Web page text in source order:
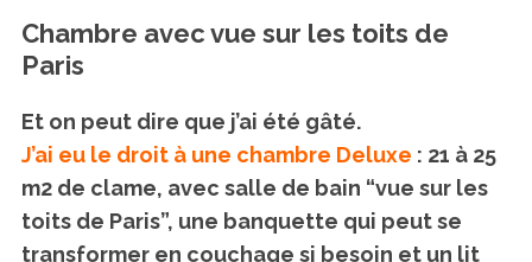
Chambre avec vue sur les toits de
Paris
Et on peut dire que j’ai été gâté.
J’ai eu le droit à une chambre Deluxe : 21 à 25
m2 de clame, avec salle de bain “vue sur les
toits de Paris”, une banquette qui peut se
transformer en couchage si besoin et un lit